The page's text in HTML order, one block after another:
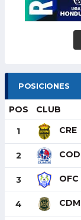
POSICIONES
POS CLUB
1 CRE
2 COD
3 OFC
4 CDM